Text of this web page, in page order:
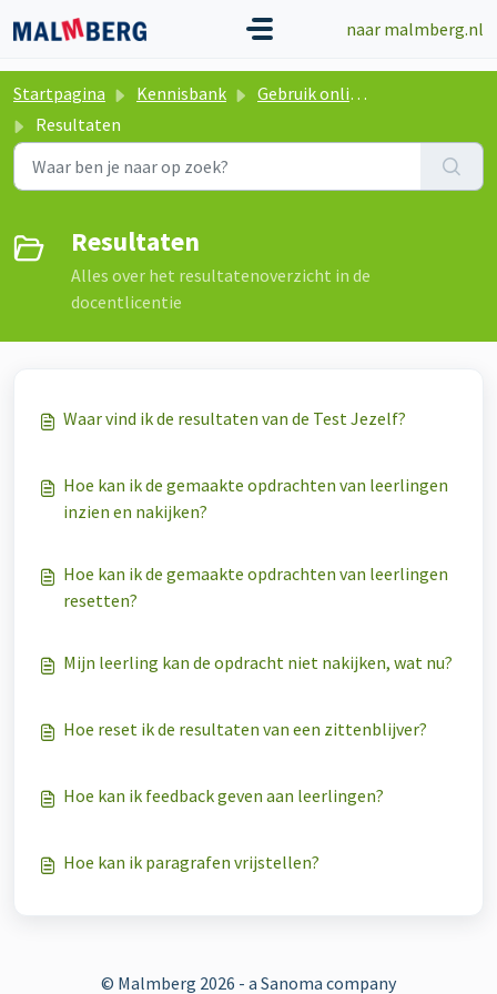
naar malmberg.nl
Startpagina Kennisbank
Gebruik online lesmethode
Resultaten
Resultaten
Alles over het resultatenoverzicht in de
docentlicentie
Waar vind ik de resultaten van de Test Jezelf?
Hoe kan ik de gemaakte opdrachten van leerlingen
inzien en nakijken?
Hoe kan ik de gemaakte opdrachten van leerlingen
resetten?
Mijn leerling kan de opdracht niet nakijken, wat nu?
Hoe reset ik de resultaten van een zittenblijver?
Hoe kan ik feedback geven aan leerlingen?
Hoe kan ik paragrafen vrijstellen?
© Malmberg 2026 - a Sanoma company